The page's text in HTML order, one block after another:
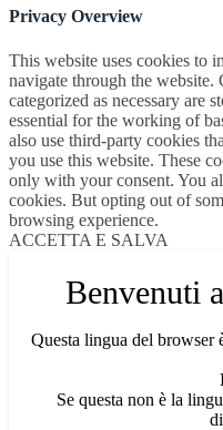
Privacy Overview
This website uses cookies to
navigate through the website.
categorized as necessary are
essential for the working of
also use third-party cookies
you use this website. These
only with your consent. You
cookies. But opting out of
browsing experience.
ACCETTA E SALVA
Benvenuti
Questa lingua del browser
Se questa non è la